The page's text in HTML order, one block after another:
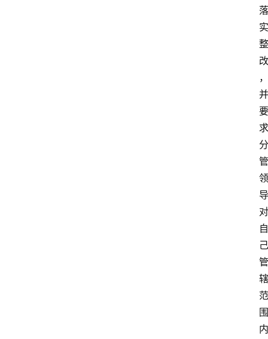
落
实
整
改
，
并
要
求
分
管
领
导
对
自
己
管
辖
范
围
内